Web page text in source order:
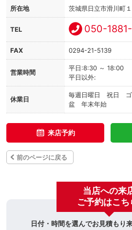
所在地 茨城県日立市滑川町
TEL 050-
FAX 0294-21-5139
営業時間
平日:8:30 ～ 18:00
平日以外:
休業日
毎週日曜日 祝日 ゴ
盆 年末年始
来店予約
前のページに戻る
当店への来
ご予約はこち
日付・時間を選んでお見積もり